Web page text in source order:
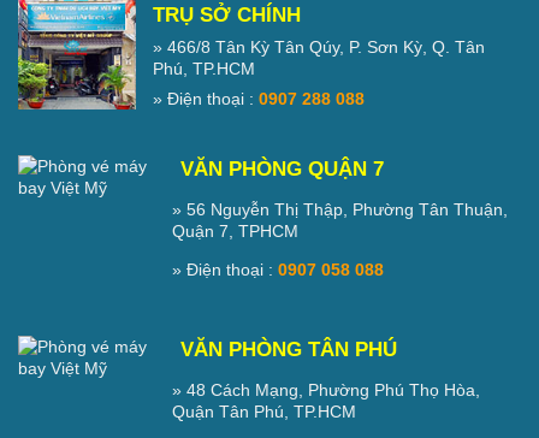
TRỤ SỞ CHÍNH
» 466/8 Tân Kỳ Tân Qúy, P. Sơn Kỳ, Q. Tân
Phú, TP.HCM
» Điện thoại :0907 288 088
VĂN PHÒNG QUẬN 7
» 56 Nguyễn Thị Thập, Phường Tân Thuận,
Quận 7, TPHCM
» Điện thoại : 0907 058 088
VĂN PHÒNG TÂN PHÚ
» 48 Cách Mạng, Phường Phú Thọ Hòa,
Quận Tân Phú, TP.HCM